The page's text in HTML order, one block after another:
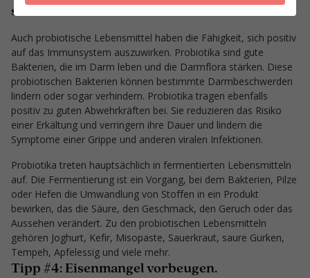
setzen.
Auch probiotische Lebensmittel haben die Fähigkeit, sich positiv
auf das Immunsystem auszuwirken. Probiotika sind gute
Bakterien, die im Darm leben und die Darmflora stärken. Diese
probiotischen Bakterien können bestimmte Darmbeschwerden
lindern oder sogar verhindern. Probiotika tragen ebenfalls
positiv zu guten Abwehrkräften bei. Sie reduzieren das Risiko
einer Erkältung und verringern ihre Dauer und lindern die
Symptome einer Grippe und anderen viralen Infektionen.
Probiotika treten hauptsächlich in fermentierten Lebensmitteln
auf. Die Fermentierung ist ein Vorgang, bei dem Bakterien, Pilze
oder Hefen die Umwandlung von Stoffen in ein Produkt
bewirken, das die Säure, den Geschmack, den Geruch oder das
Aussehen verändert. Zu den probiotischen Lebensmitteln
gehören Joghurt, Kefir, Misopaste, Sauerkraut, saure Gurken,
Tempeh, Apfelessig und viele mehr.
Tipp #4: Eisenmangel vorbeugen.